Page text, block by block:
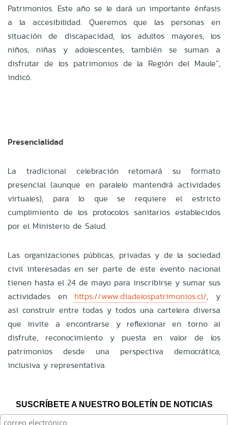
Patrimonios. Este año se le dará un importante énfasis
a la accesibilidad. Queremos que las personas en
situación de discapacidad, los adultos mayores, los
niños, niñas y adolescentes, también se suman a
disfrutar de los patrimonios de la Región del Maule”,
indicó.
Presencialidad
La tradicional celebración retomará su formato
presencial (aunque en paralelo mantendrá actividades
virtuales), para lo que se requiere el estricto
cumplimiento de los protocolos sanitarios establecidos
por el Ministerio de Salud.
Las organizaciones públicas, privadas y de la sociedad
civil interesadas en ser parte de este evento nacional
tienen hasta el 24 de mayo para inscribirse y sumar sus
actividades en https://www.diadelospatrimonios.cl/, y
así construir entre todas y todos una cartelera diversa
que invite a encontrarse y reflexionar en torno al
disfrute, reconocimiento y puesta en valor de los
patrimonios desde una perspectiva democrática,
inclusiva y representativa.
SUSCRÍBETE A NUESTRO BOLETÍN DE NOTICIAS